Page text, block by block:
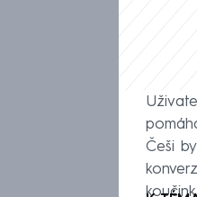
Češi